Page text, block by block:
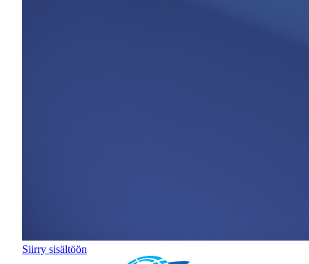
Siirry sisältöön